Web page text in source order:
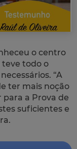
o centro
teve todo o
“A
ter mais noção
a Prova de
suficientes e